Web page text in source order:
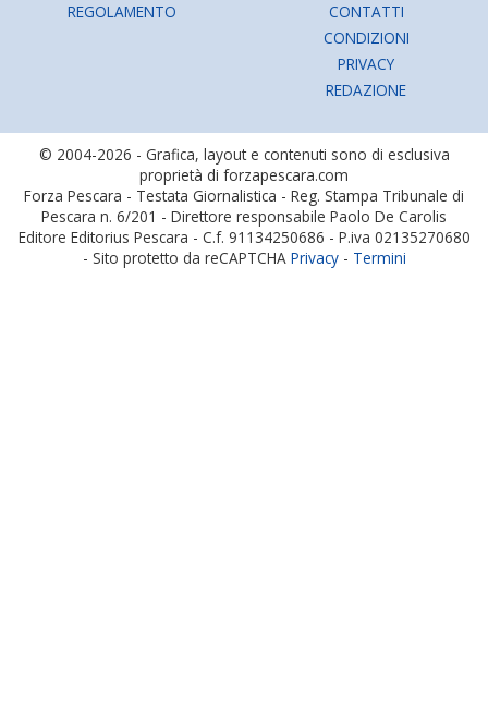
REGOLAMENTO
CONTATTI
CONDIZIONI
PRIVACY
REDAZIONE
© 2004-2026 - Grafica, layout e contenuti sono di esclusiva
proprietà di forzapescara.com
Forza Pescara - Testata Giornalistica - Reg. Stampa Tribunale di
Pescara n. 6/201 - Direttore responsabile Paolo De Carolis
Editore Editorius Pescara - C.f. 91134250686 - P.iva 02135270680
- Sito protetto da reCAPTCHA Privacy- Termini